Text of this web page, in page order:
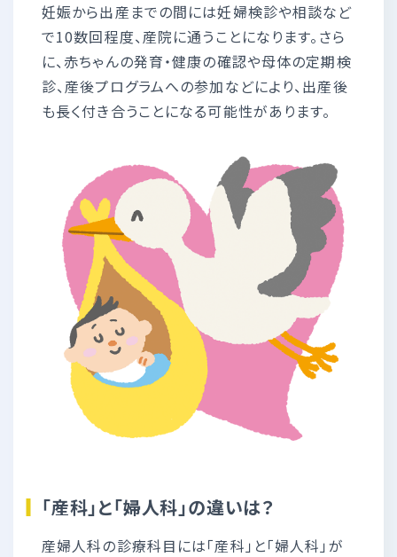
妊娠から出産までの間には妊婦検診や相談など
で10数回程度、産院に通うことになります。さら
に、赤ちゃんの発育・健康の確認や母体の定期検
診、産後プログラムへの参加などにより、出産後
も長く付き合うことになる可能性があります。
「産科」と「婦人科」の違いは？
産婦人科の診療科目には「産科」と「婦人科」が